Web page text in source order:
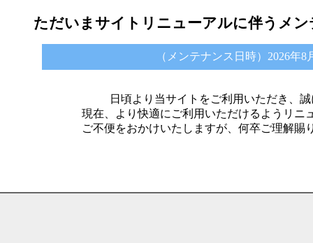
ただいまサイトリニューアルに伴うメ
（メンテナンス日時）2026年8
日頃より当サイトをご利用いただき、
現在、より快適にご利用いただけるようリニ
ご不便をおかけいたしますが、何卒ご理解賜